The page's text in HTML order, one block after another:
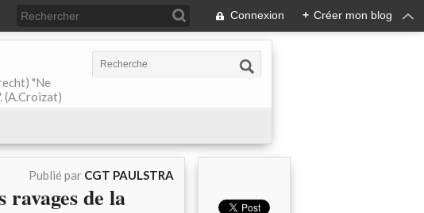
Connexion + Créer mon blog
"Ne
(A.Croizat)
Publié par CGT PAULSTRA
de la